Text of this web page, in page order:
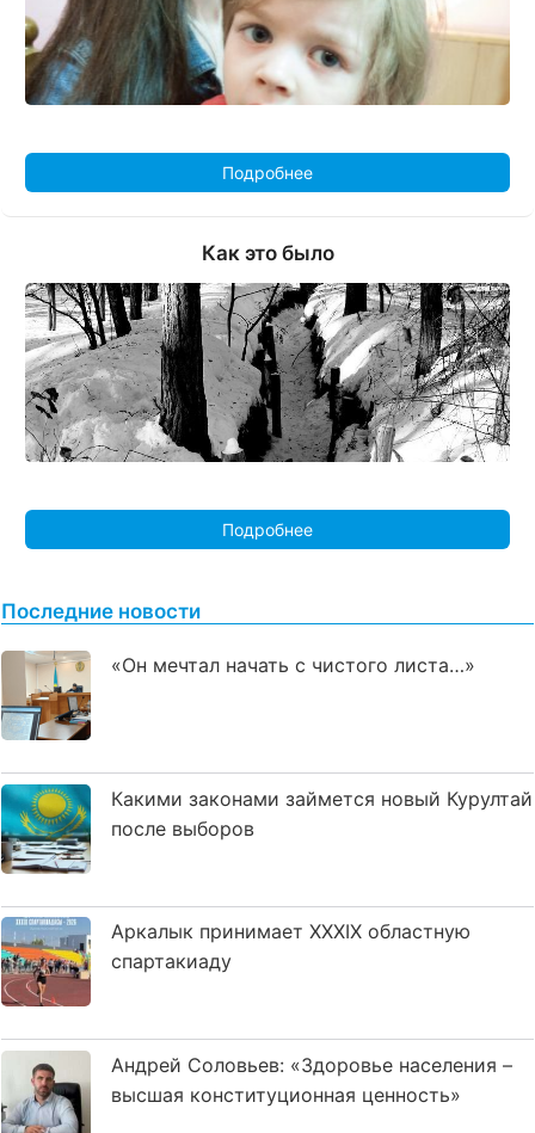
Подробнее
Как это было
Подробнее
Последние новости
«Он мечтал начать с чистого листа…»
Какими законами займется новый Курултай
после выборов
Аркалык принимает XXXIX областную
спартакиаду
Андрей Соловьев: «Здоровье населения –
высшая конституционная ценность»